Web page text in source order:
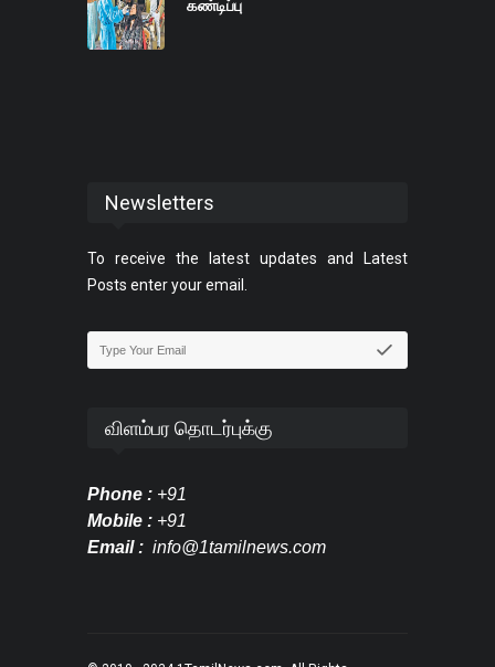
கண்டிப்பு
Newsletters
To receive the latest updates and Latest
Posts enter your email.
விளம்பர தொடர்புக்கு
Phone : +91
Mobile : +91
Email : info@1tamilnews.com